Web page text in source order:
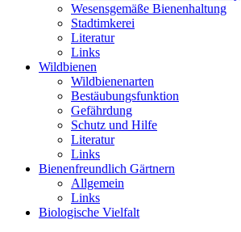
Wesensgemäße Bienenhaltung
Stadtimkerei
Literatur
Links
Wildbienen
Wildbienenarten
Bestäubungsfunktion
Gefährdung
Schutz und Hilfe
Literatur
Links
Bienenfreundlich Gärtnern
Allgemein
Links
Biologische Vielfalt